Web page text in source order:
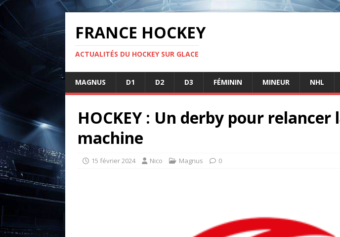
FRANCE HOCKEY
ACTUALITÉS DU HOCKEY SUR GLACE
MAGNUS D1 D2 D3 FÉMININ MINEUR NHL
HOCKEY : Un derby pour relancer
machine
15 février 2024 Nico Magnus 0